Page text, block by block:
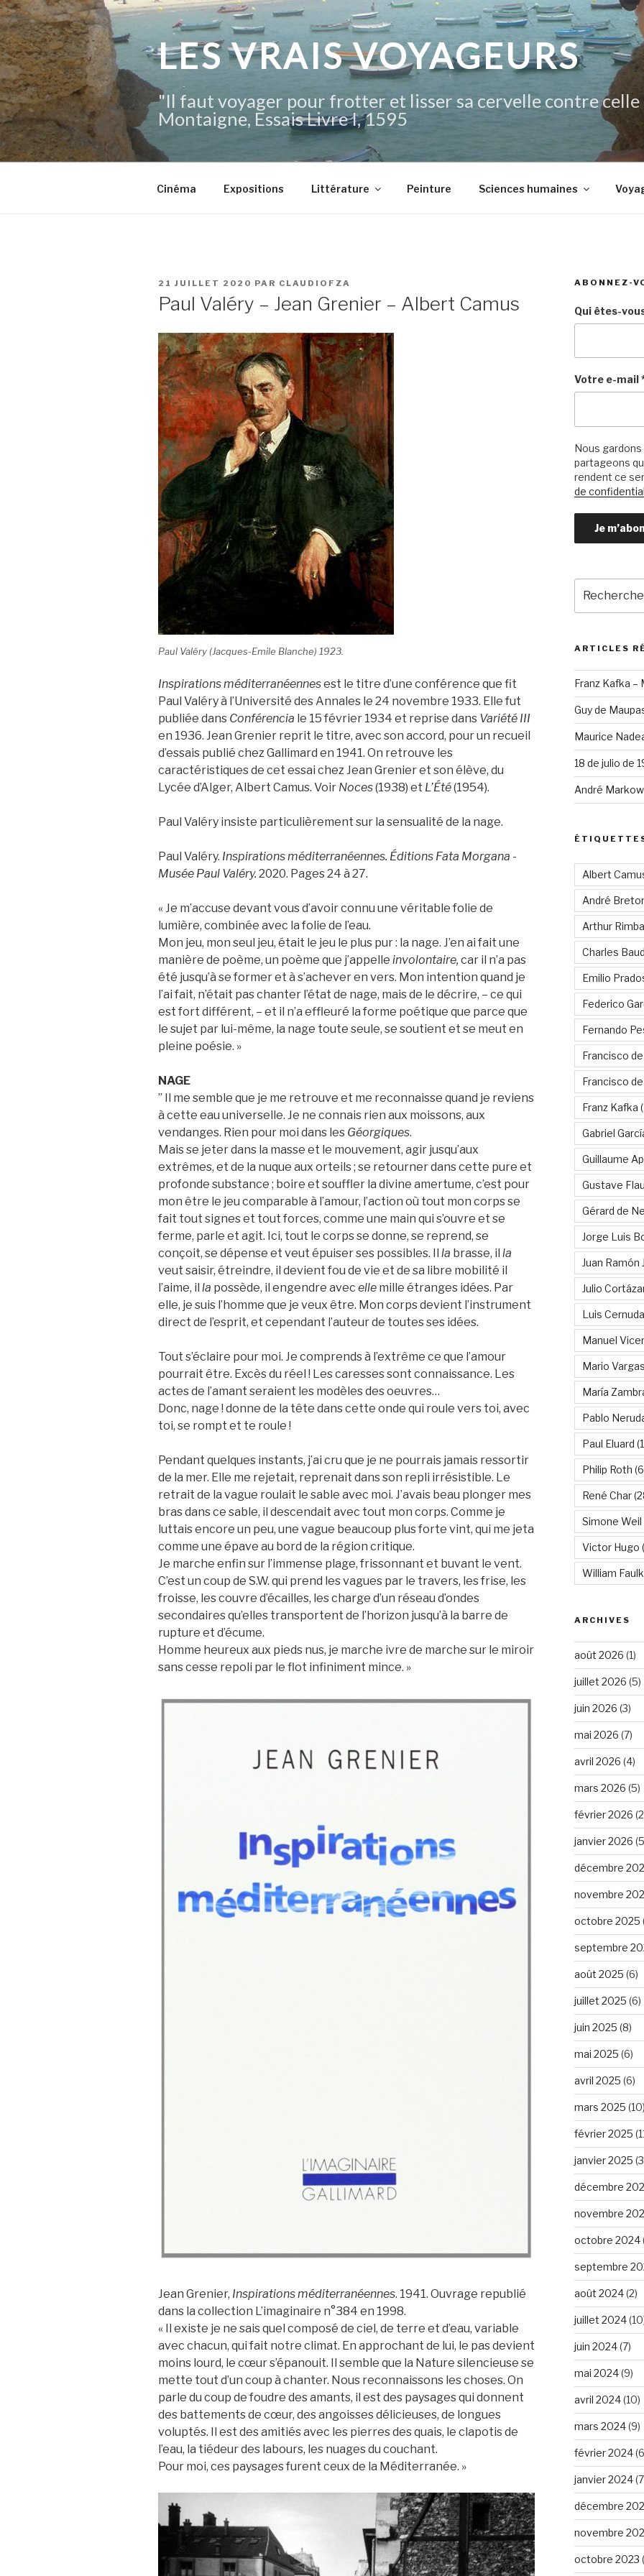
Aller
au
contenu
principal
LES VRAIS VOYAGEURS
"Il faut voyager pour frotter et lisser sa cervelle contre
Montaigne, Essais Livre I, 1595
Cinéma Expositions Littérature Peinture Sciences humaines
PUBLIÉ
21 JUILLET 2020 PAR CLAUDIOFZA
Paul Valéry – Jean Grenier – Albert Camus
Paul Valéry (Jacques-Emile Blanche) 1923.
Inspirations méditerranéennesest le titre d’une conférence que fit
Paul Valéry à l’Université des Annales le 24 novembre 1933. Elle fut
publiée dans Conférencia le 15 février 1934 et reprise dans Variété III
en 1936. Jean Grenier reprit le titre, avec son accord, pour un recueil
d’essais publié chez Gallimard en 1941. On retrouve les
caractéristiques de cet essai chez Jean Grenier et son élève, du
Lycée d’Alger, Albert Camus. Voir Noces(1938) et L’Été(1954).
Paul Valéry insiste particulièrement sur la sensualité de la nage.
Paul Valéry. Inspirations méditerranéennes. Éditions Fata Morgana -
Musée Paul Valéry. 2020. Pages 24 à 27.
« Je m’accuse devant vous d’avoir connu une véritable folie de
lumière, combinée avec la folie de l’eau.
Mon jeu, mon seul jeu, était le jeu le plus pur : la nage. J’en ai fait une
manière de poème, un poème que j’appelle involontaire, car il n’a pas
été jusqu’à se former et à s’achever en vers. Mon intention quand je
l’ai fait, n’était pas chanter l’état de nage, mais de le décrire, – ce qui
est fort différent, – et il n’a effleuré la forme poétique que parce que
le sujet par lui-même, la nage toute seule, se soutient et se meut en
pleine poésie. »
NAGE
” Il me semble que je me retrouve et me reconnaisse quand je reviens
à cette eau universelle. Je ne connais rien aux moissons, aux
vendanges. Rien pour moi dans les Géorgiques.
Mais se jeter dans la masse et le mouvement, agir jusqu’aux
extrêmes, et de la nuque aux orteils ; se retourner dans cette pure et
profonde substance ; boire et souffler la divine amertume, c’est pour
mon être le jeu comparable à l’amour, l’action où tout mon corps se
fait tout signes et tout forces, comme une main qui s’ouvre et se
ferme, parle et agit. Ici, tout le corps se donne, se reprend, se
conçoit, se dépense et veut épuiser ses possibles. Il la brasse, il la
veut saisir, étreindre, il devient fou de vie et de sa libre mobilité il
l’aime, il la possède, il engendre avec elle mille étranges idées. Par
elle, je suis l’homme que je veux être. Mon corps devient l’instrument
direct de l’esprit, et cependant l’auteur de toutes ses idées.
Tout s’éclaire pour moi. Je comprends à l’extrême ce que l’amour
pourrait être. Excès du réel ! Les caresses sont connaissance. Les
actes de l’amant seraient les modèles des oeuvres…
Donc, nage ! donne de la tête dans cette onde qui roule vers toi, avec
toi, se rompt et te roule !
Pendant quelques instants, j’ai cru que je ne pourrais jamais ressortir
de la mer. Elle me rejetait, reprenait dans son repli irrésistible. Le
retrait de la vague roulait le sable avec moi. J’avais beau plonger mes
bras dans ce sable, il descendait avec tout mon corps. Comme je
luttais encore un peu, une vague beaucoup plus forte vint, qui me jeta
comme une épave au bord de la région critique.
Je marche enfin sur l’immense plage, frissonnant et buvant le vent.
C’est un coup de S.W. qui prend les vagues par le travers, les frise, les
froisse, les couvre d’écailles, les charge d’un réseau d’ondes
secondaires qu’elles transportent de l’horizon jusqu’à la barre de
rupture et d’écume.
Homme heureux aux pieds nus, je marche ivre de marche sur le miroir
sans cesse repoli par le flot infiniment mince. »
Jean Grenier, Inspirations méditerranéennes. 1941. Ouvrage republié
dans la collection L’imaginaire n°384 en 1998.
« Il existe je ne sais quel composé de ciel, de terre et d’eau, variable
avec chacun, qui fait notre climat. En approchant de lui, le pas devient
moins lourd, le cœur s’épanouit. Il semble que la Nature silencieuse se
mette tout d’un coup à chanter. Nous reconnaissons les choses. On
parle du coup de foudre des amants, il est des paysages qui donnent
des battements de cœur, des angoisses délicieuses, de longues
voluptés. Il est des amitiés avec les pierres des quais, le clapotis de
l’eau, la tiédeur des labours, les nuages du couchant.
Pour moi, ces paysages furent ceux de la Méditerranée. »
ABONNEZ-
Qui êtes-
Votre e-mail
Nous
partageons
rendent ce
de
pour
:
ARTICLES
Franz Kafka –
Guy de
Maurice
18 de julio de
André
Albert
André
Arthur
Charles
Emilio
Federico
Fernando
Francisco
Francisco
Franz Kafka
Gabriel
Guillaume
Gustave
Gérard de
Jorge Luis
Juan Ramón
Julio
Luis Cernuda
Manuel
Mario
María
Pablo
Paul Eluard
Philip Roth
René Char
Simone Weil
Victor Hugo
William
ARCHIVES
août 2026 (1)
juillet 2026 (5)
juin 2026 (3)
mai 2026 (7)
avril 2026 (4)
mars 2026 (5)
février 2026
janvier 2026
décembre
novembre
octobre 2025
septembre
août 2025 (6)
juillet 2025 (6)
juin 2025 (8)
mai 2025 (6)
avril 2025 (6)
mars 2025 (10)
février 2025
janvier 2025
décembre
novembre
octobre 2024
septembre
août 2024(2)
juillet 2024
juin 2024(7)
mai 2024(9)
avril 2024(10)
mars 2024(9)
février 2024
janvier 2024
décembre
novembre
octobre 2023